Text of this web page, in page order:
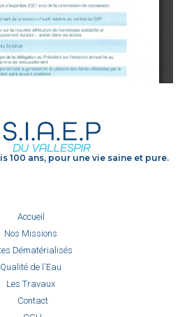
100 ans, pour une vie saine et pure.
Accueil
Nos Missions
Dématérialisés
Qualité de l'Eau
Les Travaux
Contact